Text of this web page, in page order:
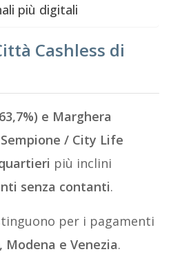
più digitali
Cashless di
e Marghera
/ City Life
più inclini
senza contanti.
per i pagamenti
Modena e Venezia.